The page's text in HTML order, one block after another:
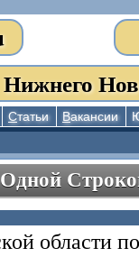
Нижнего
Статьи Вакансии
области